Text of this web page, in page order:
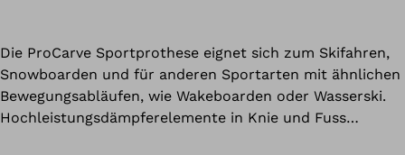
Die ProCarve Sportprothese eignet sich zum Skifahren,
Snowboarden und für anderen Sportarten mit ähnlichen
Bewegungsabläufen, wie Wakeboarden oder Wasserski.
Hochleistungsdämpferelemente in Knie und Fuss